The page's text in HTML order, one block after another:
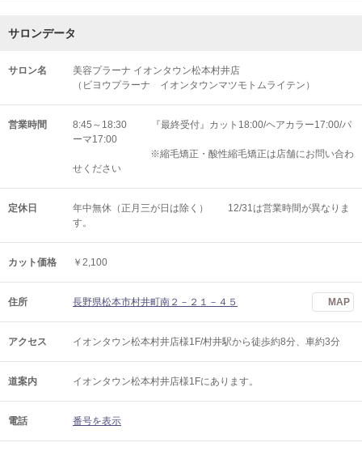
サロンデータ
サロン名
美容プラーナ イオンタウン松本村井店
（ビヨウプラーナ イオンタウンマツモトムライテン）
営業時間
8:45～18:30 『最終受付』カット18:00/ヘアカラー17:00/パ
ーマ17:00
※縮毛矯正・酸性縮毛矯正は店舗にお問い合わ
せください
定休日
年中無休（正月三が日は除く） 12/31は営業時間が異なりま
す。
カット価格 ￥2,100
住所 長野県松本市村井町南２－２１－４５ MAP
アクセス イオンタウン松本村井店様1F/村井駅から徒歩約8分、車約3分
道案内 イオンタウン松本村井店様1Fにあります。
電話 番号を表示